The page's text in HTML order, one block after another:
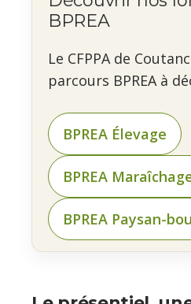
BPREA
Le CFPPA de
parcours BPREA à
BPREA Élevage
BPREA
BPREA Paysan-